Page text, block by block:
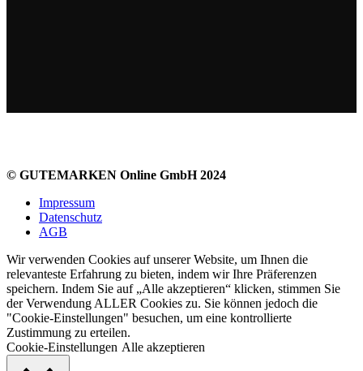
© GUTEMARKEN Online GmbH 2024
Impressum
Datenschutz
AGB
Wir verwenden Cookies auf unserer Website, um Ihnen die
relevanteste Erfahrung zu bieten, indem wir Ihre Präferenzen
speichern. Indem Sie auf „Alle akzeptieren“ klicken, stimmen Sie
der Verwendung ALLER Cookies zu. Sie können jedoch die
"Cookie-Einstellungen" besuchen, um eine kontrollierte
Zustimmung zu erteilen.
Cookie-Einstellungen Alle akzeptieren